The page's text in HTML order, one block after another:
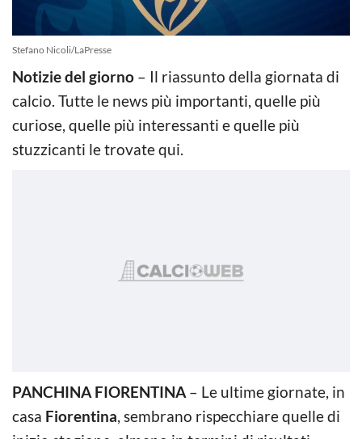
Stefano Nicoli/LaPresse
Notizie del giorno – Il riassunto della giornata di
calcio. Tutte le news più importanti, quelle più
curiose, quelle più interessanti e quelle più
stuzzicanti le trovate qui.
PANCHINA FIORENTINA – Le ultime giornate, in
casa Fiorentina, sembrano rispecchiare quelle di